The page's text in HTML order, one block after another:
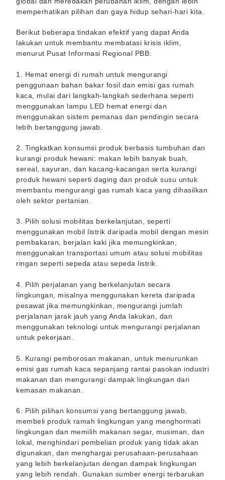
memperhatikan pilihan dan gaya hidup sehari-hari kita.
Berikut beberapa tindakan efektif yang dapat Anda
lakukan untuk membantu membatasi krisis iklim,
menurut Pusat Informasi Regional PBB:
1. Hemat energi di rumah untuk mengurangi
penggunaan bahan bakar fosil dan emisi gas rumah
kaca, mulai dari langkah-langkah sederhana seperti
menggunakan lampu LED hemat energi dan
menggunakan sistem pemanas dan pendingin secara
lebih bertanggung jawab.
2. Tingkatkan konsumsi produk berbasis tumbuhan dan
kurangi produk hewani: makan lebih banyak buah,
sereal, sayuran, dan kacang-kacangan serta kurangi
produk hewani seperti daging dan produk susu untuk
membantu mengurangi gas rumah kaca yang dihasilkan
oleh sektor pertanian.
3. Pilih solusi mobilitas berkelanjutan, seperti
menggunakan mobil listrik daripada mobil dengan mesin
pembakaran, berjalan kaki jika memungkinkan,
menggunakan transportasi umum atau solusi mobilitas
ringan seperti sepeda atau sepeda listrik.
4. Pilih perjalanan yang berkelanjutan secara
lingkungan, misalnya menggunakan kereta daripada
pesawat jika memungkinkan, mengurangi jumlah
perjalanan jarak jauh yang Anda lakukan, dan
menggunakan teknologi untuk mengurangi perjalanan
untuk pekerjaan.
5. Kurangi pemborosan makanan, untuk menurunkan
emisi gas rumah kaca sepanjang rantai pasokan industri
makanan dan mengurangi dampak lingkungan dari
kemasan makanan.
6. Pilih pilihan konsumsi yang bertanggung jawab,
membeli produk ramah lingkungan yang menghormati
lingkungan dan memilih makanan segar, musiman, dan
lokal, menghindari pembelian produk yang tidak akan
digunakan, dan menghargai perusahaan-perusahaan
yang lebih berkelanjutan dengan dampak lingkungan
yang lebih rendah. Gunakan sumber energi terbarukan